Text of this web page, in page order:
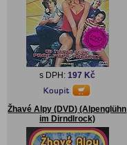
s DPH: 197 Kč
Žhavé Alpy (DVD) (Alpenglühn
im Dirndlrock)